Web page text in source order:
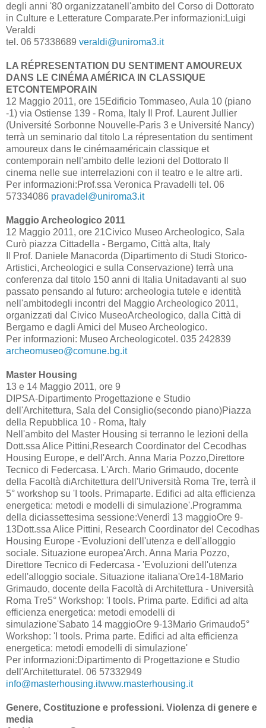
degli anni '80 organizzatanell'ambito del Corso di Dottorato
in Culture e Letterature Comparate.Per informazioni:Luigi
Veraldi
tel. 06 57338689 veraldi@uniroma3.it
LA RÉPRESENTATION DU SENTIMENT AMOUREUX
DANS LE CINÉMA AMÉRICA IN CLASSIQUE
ETCONTEMPORAIN
12 Maggio 2011, ore 15Edificio Tommaseo, Aula 10 (piano
-1) via Ostiense 139 - Roma, Italy Il Prof. Laurent Jullier
(Université Sorbonne Nouvelle-Paris 3 e Université Nancy)
terrà un seminario dal titolo La répresentation du sentiment
amoureux dans le cinémaaméricain classique et
contemporain nell'ambito delle lezioni del Dottorato Il
cinema nelle sue interrelazioni con il teatro e le altre arti.
Per informazioni:Prof.ssa Veronica Pravadelli tel. 06
57334086 pravadel@uniroma3.it
Maggio Archeologico 2011
12 Maggio 2011, ore 21Civico Museo Archeologico, Sala
Curò piazza Cittadella - Bergamo, Città alta, Italy
Il Prof. Daniele Manacorda (Dipartimento di Studi Storico-
Artistici, Archeologici e sulla Conservazione) terrà una
conferenza dal titolo 150 anni di Italia Unitadavanti al suo
passato pensando al futuro: archeologia tutele e identità
nell'ambitodegli incontri del Maggio Archeologico 2011,
organizzati dal Civico MuseoArcheologico, dalla Città di
Bergamo e dagli Amici del Museo Archeologico.
Per informazioni: Museo Archeologicotel. 035 242839
archeomuseo@comune.bg.it
Master Housing
13 e 14 Maggio 2011, ore 9
DIPSA-Dipartimento Progettazione e Studio
dell'Architettura, Sala del Consiglio(secondo piano)Piazza
della Repubblica 10 - Roma, Italy
Nell'ambito del Master Housing si terranno le lezioni della
Dott.ssa Alice Pittini,Research Coordinator del Cecodhas
Housing Europe, e dell'Arch. Anna Maria Pozzo,Direttore
Tecnico di Federcasa. L'Arch. Mario Grimaudo, docente
della Facoltà diArchitettura dell'Università Roma Tre, terrà il
5° workshop su 'I tools. Primaparte. Edifici ad alta efficienza
energetica: metodi e modelli di simulazione'.Programma
della diciassettesima sessione:Venerdì 13 maggioOre 9-
13Dott.ssa Alice Pittini, Research Coordinator del Cecodhas
Housing Europe -'Evoluzioni dell'utenza e dell'alloggio
sociale. Situazione europea'Arch. Anna Maria Pozzo,
Direttore Tecnico di Federcasa - 'Evoluzioni dell'utenza
edell'alloggio sociale. Situazione italiana'Ore14-18Mario
Grimaudo, docente della Facoltà di Architettura - Università
Roma Tre5° Workshop: 'I tools. Prima parte. Edifici ad alta
efficienza energetica: metodi emodelli di
simulazione'Sabato 14 maggioOre 9-13Mario Grimaudo5°
Workshop: 'I tools. Prima parte. Edifici ad alta efficienza
energetica: metodi emodelli di simulazione'
Per informazioni:Dipartimento di Progettazione e Studio
dell'Architetturatel. 06 57332949
info@masterhousing.itwww.masterhousing.it
Genere, Costituzione e professioni. Violenza di genere e
media